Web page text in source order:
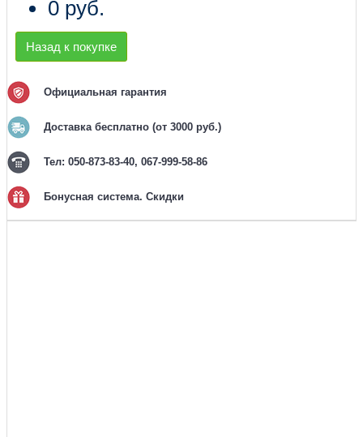
0 руб.
Назад к покупке
Официальная гарантия
Доставка бесплатно (от 3000 руб.)
Тел: 050-873-83-40, 067-999-58-86
Бонусная система. Скидки